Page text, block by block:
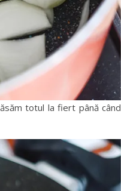
totul la fiert până când